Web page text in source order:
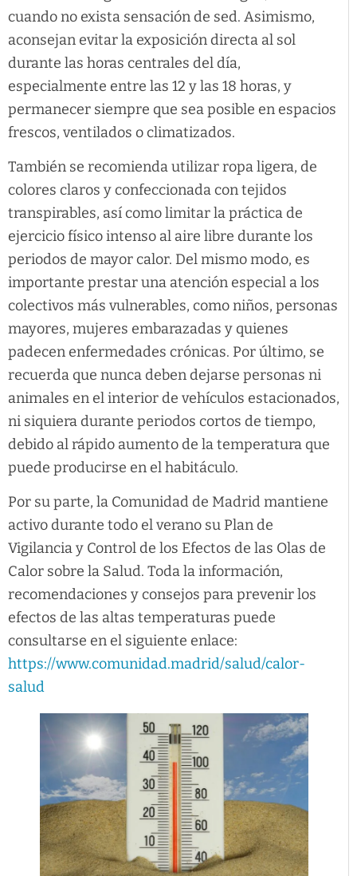
cuando no exista sensación de sed. Asimismo,
aconsejan evitar la exposición directa al sol
durante las horas centrales del día,
especialmente entre las 12 y las 18 horas, y
permanecer siempre que sea posible en espacios
frescos, ventilados o climatizados.
También se recomienda utilizar ropa ligera, de
colores claros y confeccionada con tejidos
transpirables, así como limitar la práctica de
ejercicio físico intenso al aire libre durante los
periodos de mayor calor. Del mismo modo, es
importante prestar una atención especial a los
colectivos más vulnerables, como niños, personas
mayores, mujeres embarazadas y quienes
padecen enfermedades crónicas. Por último, se
recuerda que nunca deben dejarse personas ni
animales en el interior de vehículos estacionados,
ni siquiera durante periodos cortos de tiempo,
debido al rápido aumento de la temperatura que
puede producirse en el habitáculo.
Por su parte, la Comunidad de Madrid mantiene
activo durante todo el verano su Plan de
Vigilancia y Control de los Efectos de las Olas de
Calor sobre la Salud. Toda la información,
recomendaciones y consejos para prevenir los
efectos de las altas temperaturas puede
consultarse en el siguiente enlace:
https://www.comunidad.madrid/salud/calor-
salud